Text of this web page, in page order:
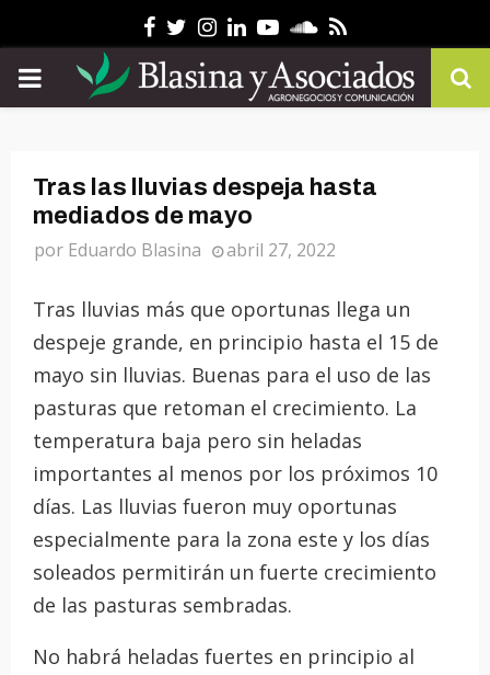
Facebook
Twitter
Instagram
Linkedin
YoutubeSoundcloud
Rss
PRIMARY
Tras las lluvias despeja hasta
mediados de mayo
por Eduardo Blasina abril 27, 2022
Tras lluvias más que oportunas llega un
despeje grande, en principio hasta el 15 de
mayo sin lluvias. Buenas para el uso de las
pasturas que retoman el crecimiento. La
temperatura baja pero sin heladas
importantes al menos por los próximos 10
días. Las lluvias fueron muy oportunas
especialmente para la zona este y los días
soleados permitirán un fuerte crecimiento
de las pasturas sembradas.
No habrá heladas fuertes en principio al